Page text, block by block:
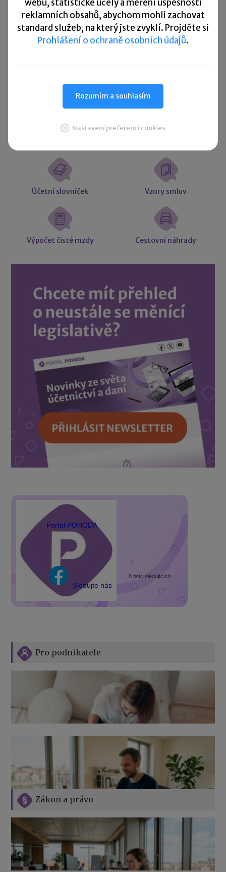
Načítám
hodnoty
Načítám
hodnoty
Účetní slovníček Vzory smluv
Výpočet čisté mzdy Cestovní náhrady
Portál POHODA
Sledujte nás
8 tisíc sledujících
Zákon a právo
Pro podnikatele
Jak na podnikání při rodičovské dovolené
Přehledy pro OSSZ a zdravotní pojišťovny – jak na ně
v roce 2026
webu, statistické účely a měření úspěšnosti
reklamních obsahů, abychom mohli zachovat
standard služeb, na který jste zvyklí. Projděte si
Prohlášení o ochraně osobních údajů.
Rozumím a souhlasím
Nastavení preferencí cookies